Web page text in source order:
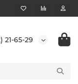
21-65-29